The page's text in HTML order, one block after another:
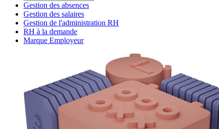
Gestion des absences
Gestion des salaires
Gestion de l'administration RH
RH à la demande
Marque Employeur